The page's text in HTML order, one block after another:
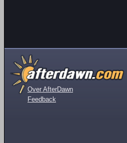
Over AfterDawn
Feedback